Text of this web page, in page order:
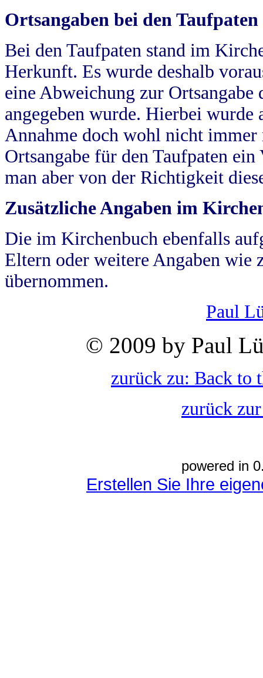
Ortsangaben bei den Taufpaten
Bei den Taufpaten stand im
Herkunft. Es wurde deshalb
eine Abweichung zur
angegeben wurde. Hierbei wurde
Annahme doch wohl nicht
Ortsangabe für den Taufpaten
man aber von der Richtigkeit
Zusätzliche Angaben im
Die im Kirchenbuch ebenfalls
Eltern oder weitere Angaben wie
übernommen.
Paul
© 2009 by Paul
zurück zu: Back to
zurück
powered in
Erstellen Sie Ihre